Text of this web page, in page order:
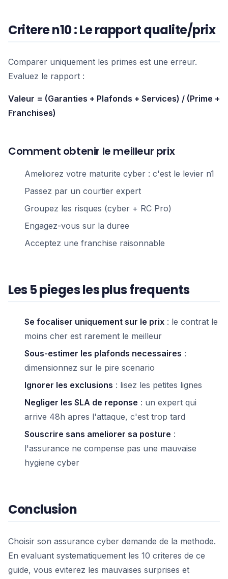
Critere n10 : Le rapport qualite/prix
Comparer uniquement les primes est une erreur.
Evaluez le rapport :
Valeur = (Garanties + Plafonds + Services) / (Prime +
Franchises)
Comment obtenir le meilleur prix
Ameliorez votre maturite cyber : c'est le levier n1
Passez par un courtier expert
Groupez les risques (cyber + RC Pro)
Engagez-vous sur la duree
Acceptez une franchise raisonnable
Les 5 pieges les plus frequents
Se focaliser uniquement sur le prix : le contrat le
moins cher est rarement le meilleur
Sous-estimer les plafonds necessaires :
dimensionnez sur le pire scenario
Ignorer les exclusions : lisez les petites lignes
Negliger les SLA de reponse : un expert qui
arrive 48h apres l'attaque, c'est trop tard
Souscrire sans ameliorer sa posture :
l'assurance ne compense pas une mauvaise
hygiene cyber
Conclusion
Choisir son assurance cyber demande de la methode.
En evaluant systematiquement les 10 criteres de ce
guide, vous eviterez les mauvaises surprises et